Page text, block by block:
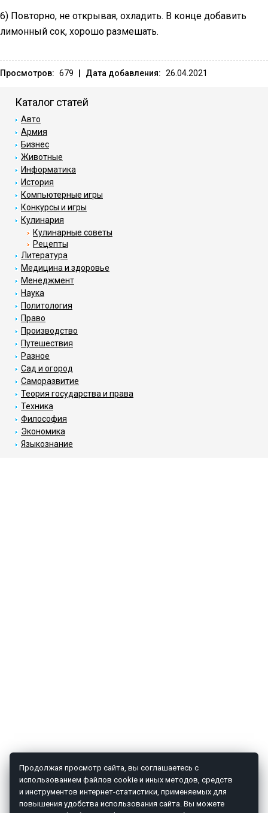
6) Повторно, не открывая, охладить. В конце добавить
лимонный сок, хорошо размешать.
Просмотров: 679 Дата добавления: 26.04.2021
Каталог статей
Авто
Армия
Бизнес
Животные
Информатика
История
Компьютерные игры
Конкурсы и игры
Кулинария
Кулинарные советы
Рецепты
Литература
Медицина и здоровье
Менеджмент
Наука
Политология
Право
Производство
Путешествия
Разное
Сад и огород
Саморазвитие
Теория государства и права
Техника
Философия
Экономика
Языкознание
Продолжая просмотр сайта, вы соглашаетесь с
использованием файлов cookie и иных методов, средств
и инструментов интернет-статистики, применяемых для
повышения удобства использования сайта. Вы можете